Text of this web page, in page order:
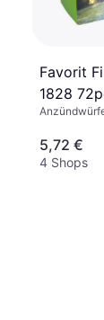
Favorit
1828
5,72 €
4 Shops